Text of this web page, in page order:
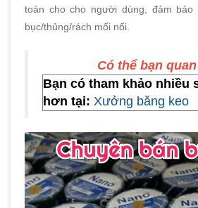
toàn cho cho người dùng, đảm
bục/thủng/rách mối nối.
Có thể bạn
Bạn có tham khảo nhiều
hơn tại: Xưởng băng keo